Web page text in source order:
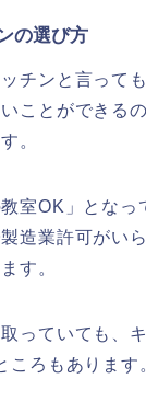
の選び方
チンと言って
ことができる
。
室OK」となっ
造業許可がい
す。
っていても、
ころもあります